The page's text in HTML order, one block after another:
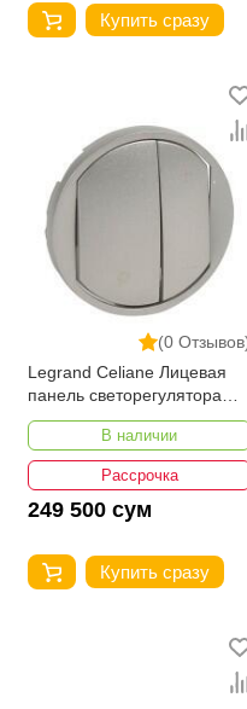
Купить сразу
(0
Legrand Celiane Лицевая
панель светорегулятора
нажимного Титан
В наличии
Рассрочка
249 500 сум
Купить сразу